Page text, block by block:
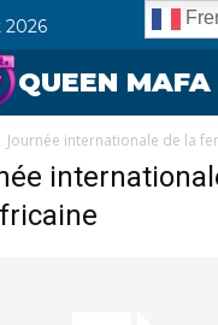
2026
QUEEN MAFA
Journée internationale de la